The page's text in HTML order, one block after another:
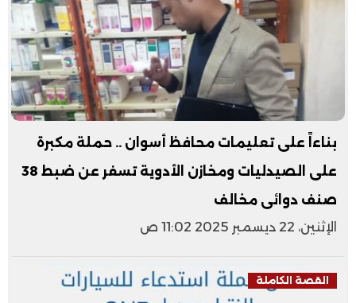
بناءاً على تعليمات محافظ أسوان .. حملة مكبرة
على الصيدليات ومخازن الأدوية تسفر عن ضبط 38
صنف دوائى مخالف
الإثنين، 22 ديسمبر 2025 11:02 ص
القصة الكاملة